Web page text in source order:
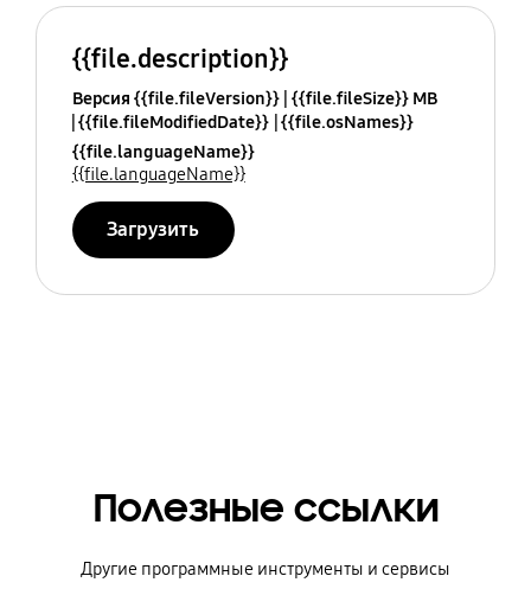
{{file.description}}
Версия {{file.fileVersion}} {{file.fileSize}} MB
{{file.fileModifiedDate}} {{file.osNames}}
{{file.languageName}}
{{file.languageName}}
Загрузить
Полезные ссылки
Другие программные инструменты и сервисы